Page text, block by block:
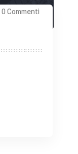
0 Commenti